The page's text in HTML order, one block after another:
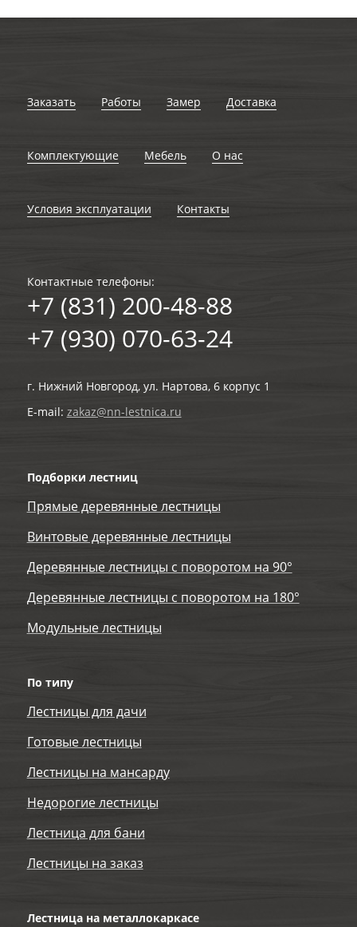
Заказать Работы Замер Доставка
Комплектующие Мебель О нас
Условия эксплуатации Контакты
Контактные телефоны:
+7 (831) 200-48-88
+7 (930) 070-63-24
г. Нижний Новгород, ул. Нартова, 6 корпус 1
E-mail: zakaz@nn-lestnica.ru
Подборки лестниц
Прямые деревянные лестницы
Винтовые деревянные лестницы
Деревянные лестницы с поворотом на 90°
Деревянные лестницы с поворотом на 180°
Модульные лестницы
По типу
Лестницы для дачи
Готовые лестницы
Лестницы на мансарду
Недорогие лестницы
Лестница для бани
Лестницы на заказ
Лестница на металлокаркасе